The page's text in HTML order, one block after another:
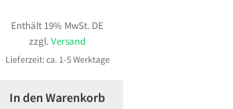
Enthält 19% MwSt. DE
zzgl.Versand
Lieferzeit: ca. 1-5 Werktage
In den Warenkorb